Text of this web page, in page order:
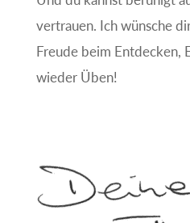
vertrauen. Ich wünsche
Freude beim Entdecken,
wieder Üben!